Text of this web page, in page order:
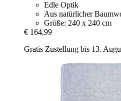
Edle Optik
Aus natürlicher
Größe: 240 x 240 cm
€ 164,99
Gratis Zustellung bis 13.